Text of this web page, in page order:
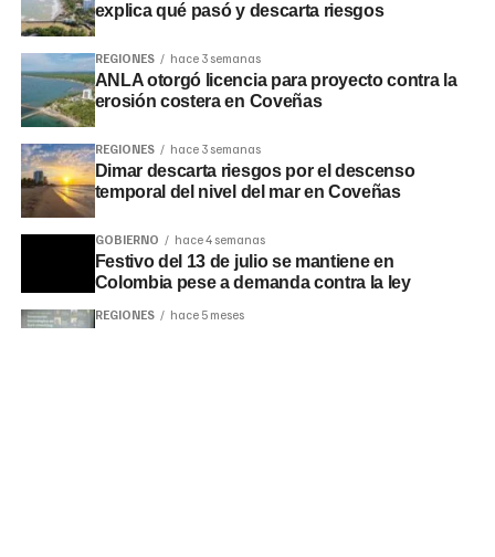
explica qué pasó y descarta riesgos
REGIONES hace 3 semanas
ANLA otorgó licencia para proyecto contra la
erosión costera en Coveñas
REGIONES hace 3 semanas
Dimar descarta riesgos por el descenso
temporal del nivel del mar en Coveñas
GOBIERNO hace 4 semanas
Festivo del 13 de julio se mantiene en
Colombia pese a demanda contra la ley
REGIONES hace 5 meses